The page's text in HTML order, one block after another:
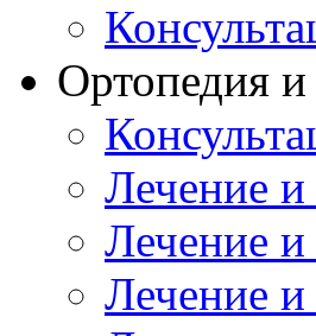
Ортопедия и
Лечение и
Лечение и
Лечение и